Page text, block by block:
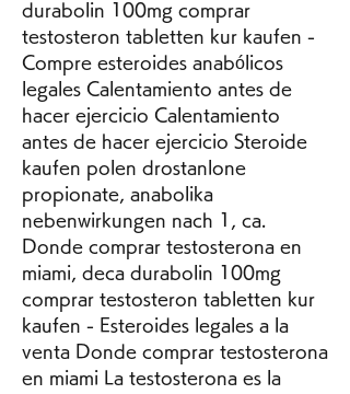
durabolin 100mg comprar
testosteron tabletten kur kaufen -
Compre esteroides anabólicos
legales Calentamiento antes de
hacer ejercicio Calentamiento
antes de hacer ejercicio Steroide
kaufen polen drostanlone
propionate, anabolika
nebenwirkungen nach 1, ca.
Donde comprar testosterona en
miami, deca durabolin 100mg
comprar testosteron tabletten kur
kaufen - Esteroides legales a la
venta Donde comprar testosterona
en miami La testosterona es la